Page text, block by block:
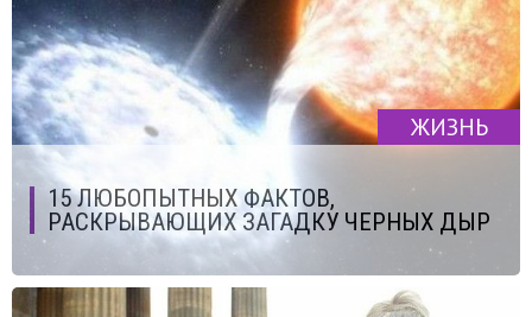
ЖИЗНЬ
15 ЛЮБОПЫТНЫХ ФАКТОВ,
РАСКРЫВАЮЩИХ ЗАГАДКУ ЧЕРНЫХ ДЫР